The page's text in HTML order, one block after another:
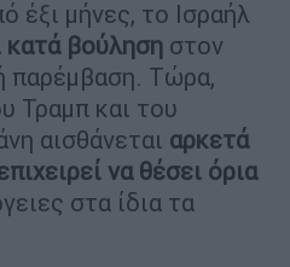
έξι μήνες, το Ισραήλ
κατά βούληση στον
παρέμβαση. Τώρα,
Τραμπ και του
αισθάνεται αρκετά
να θέσει όρια
στα ίδια τα